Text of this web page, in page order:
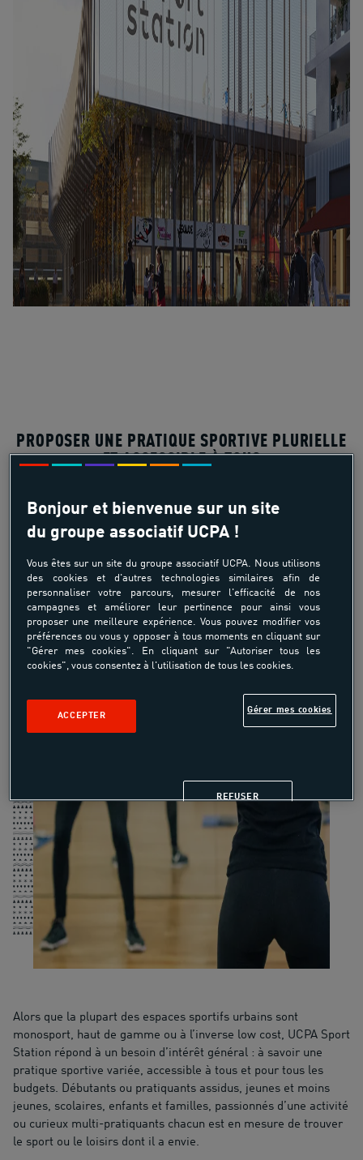
PROPOSER UNE PRATIQUE SPORTIVE PLURIELLE
ET ACCESSIBLE À TOUS
Alors que la plupart des espaces sportifs urbains sont
monosport, haut de gamme ou à l’inverse low cost, UCPA Sport
Station répond à un besoin d’intérêt général : à savoir une
pratique sportive variée, accessible à tous et pour tous les
budgets. Débutants ou pratiquants assidus, jeunes et moins
jeunes, scolaires, enfants et familles, passionnés d’une activité
ou curieux multi-pratiquants chacun est en mesure de trouver
le sport ou le loisirs dont il a envie.
Bonjour et bienvenue sur un site
du groupe associatif UCPA !
Vous êtes sur un site du groupe associatif UCPA. Nous utilisons
des cookies et d'autres technologies similaires afin de
personnaliser votre parcours, mesurer l'efficacité de nos
campagnes et améliorer leur pertinence pour ainsi vous
proposer une meilleure expérience. Vous pouvez modifier vos
préférences ou vous y opposer à tous moments en cliquant sur
"Gérer mes cookies". En cliquant sur "Autoriser tous les
cookies", vous consentez à l'utilisation de tous les cookies.
Gérer mes cookies
REFUSER
ACCEPTER